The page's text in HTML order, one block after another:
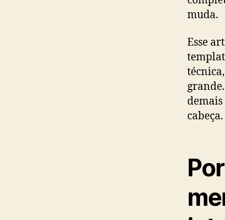
muda.
Esse
cabeça.